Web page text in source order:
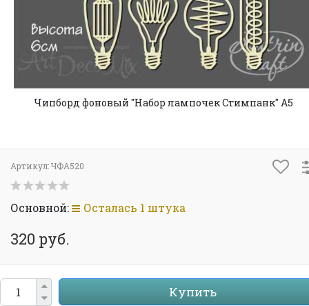
Чипборд фоновый "Набор лампочек Стимпанк" А5
Артикул:ЧФА520
Основной: Осталась 1 штука
320 руб.
Купить